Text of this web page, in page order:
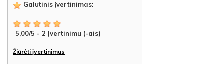
Galutinis įvertinimas:
5,00/5 - 2 Įvertinimu (-ais)
Žiūrėti įvertinimus